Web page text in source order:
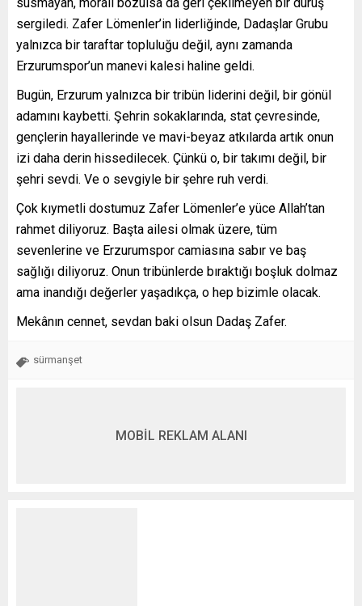
sergiledi. Zafer Lömenler’in liderliğinde, Dadaşlar Grubu
yalnızca bir taraftar topluluğu değil, aynı zamanda
Erzurumspor’un manevi kalesi haline geldi.
Bugün, Erzurum yalnızca bir tribün liderini değil, bir gönül
adamını kaybetti. Şehrin sokaklarında, stat çevresinde,
gençlerin hayallerinde ve mavi-beyaz atkılarda artık onun
izi daha derin hissedilecek. Çünkü o, bir takımı değil, bir
şehri sevdi. Ve o sevgiyle bir şehre ruh verdi.
Çok kıymetli dostumuz Zafer Lömenler’e yüce Allah’tan
rahmet diliyoruz. Başta ailesi olmak üzere, tüm
sevenlerine ve Erzurumspor camiasına sabır ve baş
sağlığı diliyoruz. Onun tribünlerde bıraktığı boşluk dolmaz
ama inandığı değerler yaşadıkça, o hep bizimle olacak.
Mekânın cennet, sevdan baki olsun Dadaş Zafer.
sürmanşet
MOBİL REKLAM ALANI